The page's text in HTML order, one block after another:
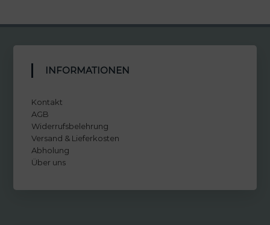
INFORMATIONEN
Kontakt
AGB
Widerrufsbelehrung
Versand & Lieferkosten
Abholung
Über uns